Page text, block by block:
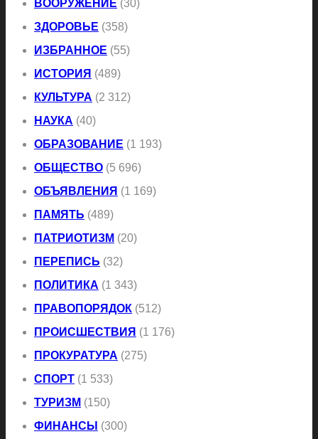
ВООРУЖЕНИЕ (30)
ЗДОРОВЬЕ (358)
ИЗБРАННОЕ (55)
ИСТОРИЯ (489)
КУЛЬТУРА (2 312)
НАУКА (40)
ОБРАЗОВАНИЕ (1 193)
ОБЩЕСТВО (5 696)
ОБЪЯВЛЕНИЯ (1 169)
ПАМЯТЬ (489)
ПАТРИОТИЗМ (20)
ПЕРЕПИСЬ (32)
ПОЛИТИКА (1 343)
ПРАВОПОРЯДОК (512)
ПРОИСШЕСТВИЯ (1 176)
ПРОКУРАТУРА (275)
СПОРТ (1 533)
ТУРИЗМ (150)
ФИНАНСЫ (300)